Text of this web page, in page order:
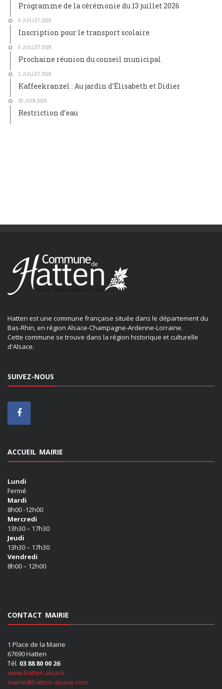
Programme de la cérémonie du 13 juillet 2026
6 JUILLET 2026
Inscription pour le transport scolaire
6 JUILLET 2026
Prochaine réunion du conseil municipal
1 JUILLET 2026
Kaffeekranzel : Au jardin d’Élisabeth et Didier
30 JUIN 2026
Restriction d’eau
Hatten est une commune française située dans le département du
Bas-Rhin, en région Alsace-Champagne-Ardenne-Lorraine.
Cette commune se trouve dans la région historique et culturelle
d'Alsace.
SUIVEZ-NOUS
ACCUEIL MAIRIE
Lundi
Fermé
Mardi
8h00 -12h00
Mercredi
13h30 – 17h30
Jeudi
13h30 – 17h30
Vendredi
8h00 – 12h00
CONTACT MAIRIE
1 Place de la Mairie
67690 Hatten
Tél. 03 88 80 00 26
www.hatten.alsace
mairie@hatten-alsace.com